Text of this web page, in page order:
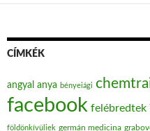
CÍMKÉK
angyal anya bényeiági
facebook felébredtek
földönkívüliek germán medicina